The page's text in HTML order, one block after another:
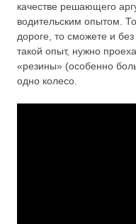
качестве решающего
водительским опытом.
дороге, то сможете и
такой опыт, нужно
«резины» (особенно
одно колесо.